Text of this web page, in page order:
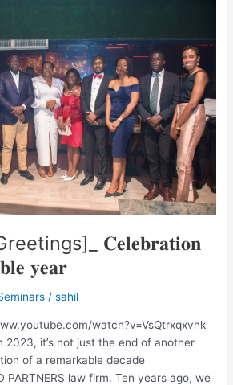
𝐂𝐞𝐥𝐞𝐛𝐫𝐚𝐭𝐢𝐨𝐧
𝐲𝐞𝐚𝐫
/sahil
watch?v=VsQtrxqxvhk
2023, it’s not just the end of another
of a remarkable decade
PARTNERS law firm. Ten years ago, we